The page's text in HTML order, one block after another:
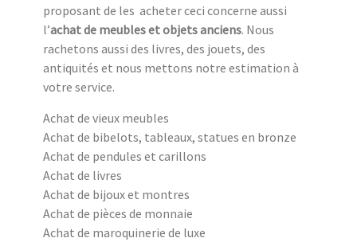
proposant de les acheter ceci concerne aussi
l’achat de meubles et objets anciens. Nous
rachetons aussi des livres, des jouets, des
antiquités et nous mettons notre estimation à
votre service.
Achat de vieux meubles
Achat de bibelots, tableaux, statues en bronze
Achat de pendules et carillons
Achat de livres
Achat de bijoux et montres
Achat de pièces de monnaie
Achat de maroquinerie de luxe